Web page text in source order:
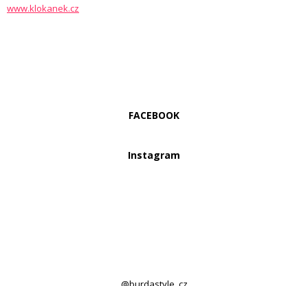
www.klokanek.cz
FACEBOOK
Instagram